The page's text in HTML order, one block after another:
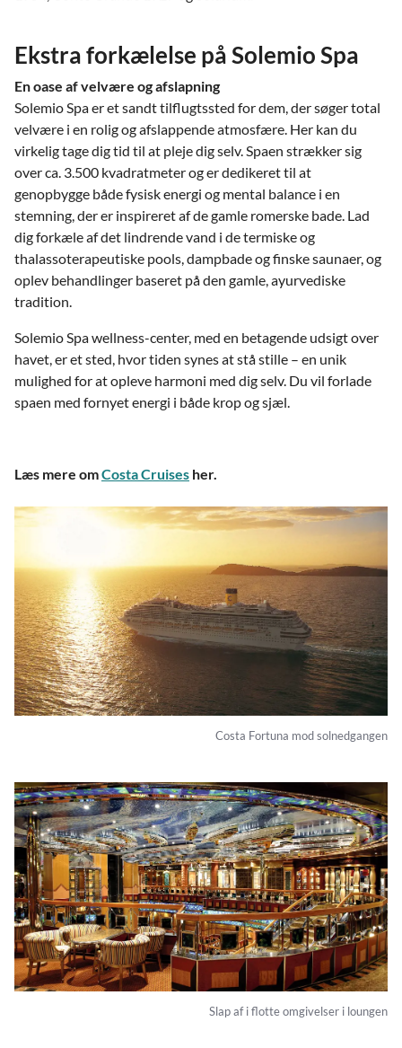
Ekstra forkælelse på Solemio Spa
En oase af velvære og afslapning
Solemio Spa er et sandt tilflugtssted for dem, der søger total
velvære i en rolig og afslappende atmosfære. Her kan du
virkelig tage dig tid til at pleje dig selv. Spaen strækker sig
over ca. 3.500 kvadratmeter og er dedikeret til at
genopbygge både fysisk energi og mental balance i en
stemning, der er inspireret af de gamle romerske bade. Lad
dig forkæle af det lindrende vand i de termiske og
thalassoterapeutiske pools, dampbade og finske saunaer, og
oplev behandlinger baseret på den gamle, ayurvediske
tradition.
Solemio Spa wellness-center, med en betagende udsigt over
havet, er et sted, hvor tiden synes at stå stille – en unik
mulighed for at opleve harmoni med dig selv. Du vil forlade
spaen med fornyet energi i både krop og sjæl.
Læs mere omCosta Cruises her.
Costa Fortuna mod solnedgangen
Slap af i flotte omgivelser i loungen